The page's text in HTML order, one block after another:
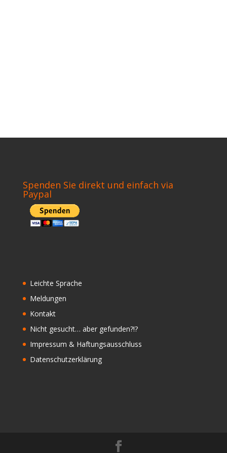
Spenden Sie direkt und einfach via
Paypal
Leichte Sprache
Meldungen
Kontakt
Nicht gesucht… aber gefunden?!?
Impressum & Haftungsausschluss
Datenschutzerklärung